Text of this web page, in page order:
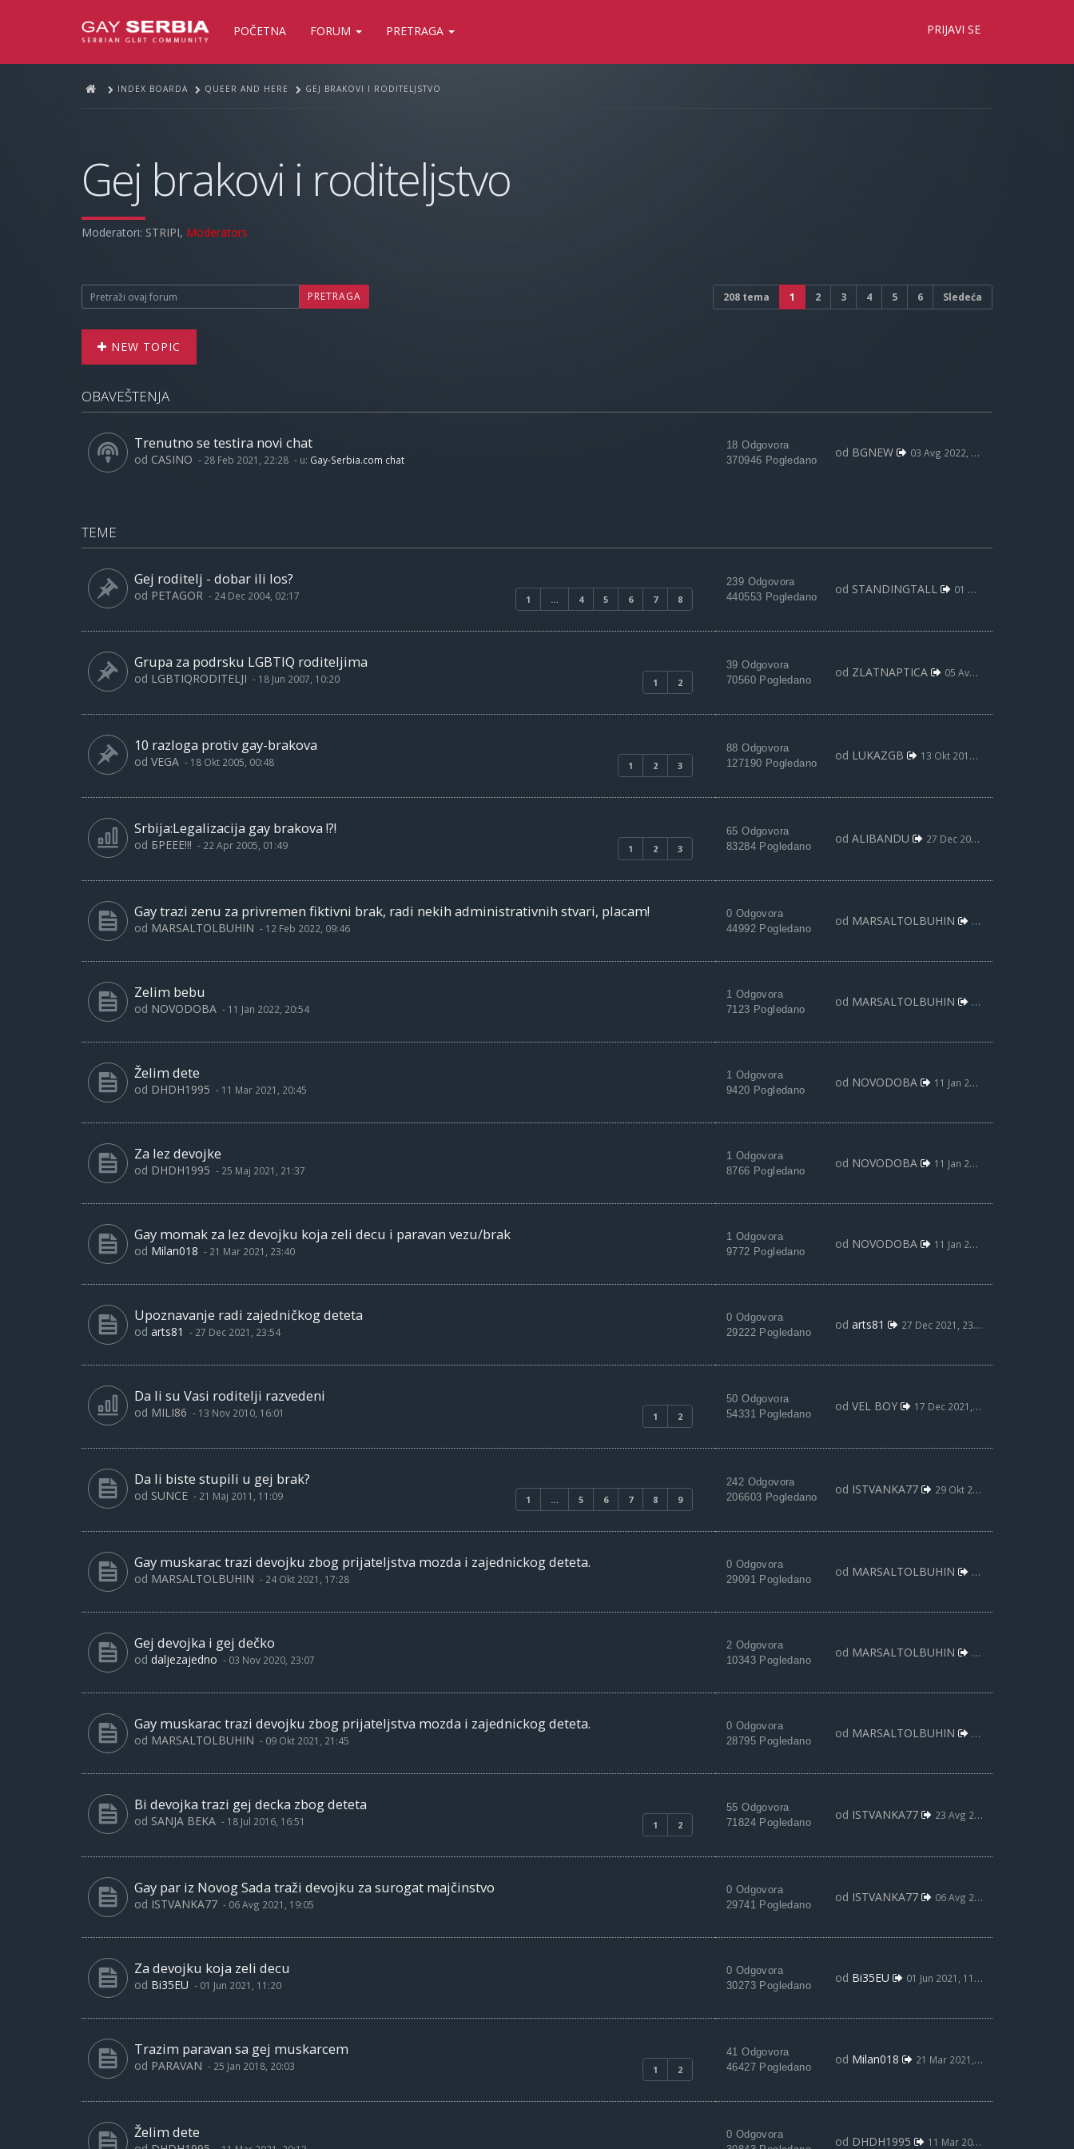
POČETNA FORUM PRETRAGA PRIJAVI SE
INDEX BOARDA QUEER AND HERE GEJ BRAKOVI I RODITELJSTVO
Gej brakovi i roditeljstvo
Moderatori: STRIPI, Moderators
PRETRAGA 208 tema 1 2 3 4 5 6 Sledeća
NEW TOPIC
OBAVEŠTENJA
Trenutno se testira novi chat
od CASINO - 28 Feb 2021, 22:28 - u: Gay-Serbia.com chat
18 Odgovora
370946 Pogledano
od BGNEW 03 Avg 2022, 09:59
TEME
Gej roditelj - dobar ili los?
1 … 4 5 6 7 8
od PETAGOR - 24 Dec 2004, 02:17
239 Odgovora
440553 Pogledano
od STANDINGTALL 01 Maj 2020, 21:01
Grupa za podrsku LGBTIQ roditeljima
1 2
od LGBTIQRODITELJI - 18 Jun 2007, 10:20
39 Odgovora
70560 Pogledano
od ZLATNAPTICA 05 Avg 2018, 19:32
10 razloga protiv gay-brakova
1 2 3
od VEGA - 18 Okt 2005, 00:48
88 Odgovora
127190 Pogledano
od LUKAZGB 13 Okt 2017, 21:29
Srbija:Legalizacija gay brakova !?!
1 2 3
od БРЕЕЕ!!! - 22 Apr 2005, 01:49
65 Odgovora
83284 Pogledano
od ALIBANDU 27 Dec 2012, 23:01
Gay trazi zenu za privremen fiktivni brak, radi nekih administrativnih stvari, placam!
od MARSALTOLBUHIN - 12 Feb 2022, 09:46
0 Odgovora
44992 Pogledano
od MARSALTOLBUHIN 12 Feb 2022, 09:46
Zelim bebu
od NOVODOBA - 11 Jan 2022, 20:54
1 Odgovora
7123 Pogledano
od MARSALTOLBUHIN 12 Feb 2022, 09:40
Želim dete
od DHDH1995 - 11 Mar 2021, 20:45
1 Odgovora
9420 Pogledano
od NOVODOBA 11 Jan 2022, 21:24
Za lez devojke
od DHDH1995 - 25 Maj 2021, 21:37
1 Odgovora
8766 Pogledano
od NOVODOBA 11 Jan 2022, 21:22
Gay momak za lez devojku koja zeli decu i paravan vezu/brak
od Milan018 - 21 Mar 2021, 23:40
1 Odgovora
9772 Pogledano
od NOVODOBA 11 Jan 2022, 21:19
Upoznavanje radi zajedničkog deteta
od arts81 - 27 Dec 2021, 23:54
0 Odgovora
29222 Pogledano
od arts81 27 Dec 2021, 23:54
Da li su Vasi roditelji razvedeni
1 2
od MILI86 - 13 Nov 2010, 16:01
50 Odgovora
54331 Pogledano
od VEL BOY 17 Dec 2021, 15:38
Da li biste stupili u gej brak?
1 … 5 6 7 8 9
od SUNCE - 21 Maj 2011, 11:09
242 Odgovora
206603 Pogledano
od ISTVANKA77 29 Okt 2021, 03:27
Gay muskarac trazi devojku zbog prijateljstva mozda i zajednickog deteta.
od MARSALTOLBUHIN - 24 Okt 2021, 17:28
0 Odgovora
29091 Pogledano
od MARSALTOLBUHIN 24 Okt 2021, 17:28
Gej devojka i gej dečko
od daljezajedno - 03 Nov 2020, 23:07
2 Odgovora
10343 Pogledano
od MARSALTOLBUHIN 09 Okt 2021, 23:33
Gay muskarac trazi devojku zbog prijateljstva mozda i zajednickog deteta.
od MARSALTOLBUHIN - 09 Okt 2021, 21:45
0 Odgovora
28795 Pogledano
od MARSALTOLBUHIN 09 Okt 2021, 21:45
Bi devojka trazi gej decka zbog deteta
1 2
od SANJA BEKA - 18 Jul 2016, 16:51
55 Odgovora
71824 Pogledano
od ISTVANKA77 23 Avg 2021, 03:55
Gay par iz Novog Sada traži devojku za surogat majčinstvo
od ISTVANKA77 - 06 Avg 2021, 19:05
0 Odgovora
29741 Pogledano
od ISTVANKA77 06 Avg 2021, 19:05
Za devojku koja zeli decu
od Bi35EU - 01 Jun 2021, 11:20
0 Odgovora
30273 Pogledano
od Bi35EU 01 Jun 2021, 11:20
Trazim paravan sa gej muskarcem
1 2
od PARAVAN - 25 Jan 2018, 20:03
41 Odgovora
46427 Pogledano
od Milan018 21 Mar 2021, 23:33
Želim dete
0 Odgovora
od DHDH1995 11 Mar 2021, 20:13